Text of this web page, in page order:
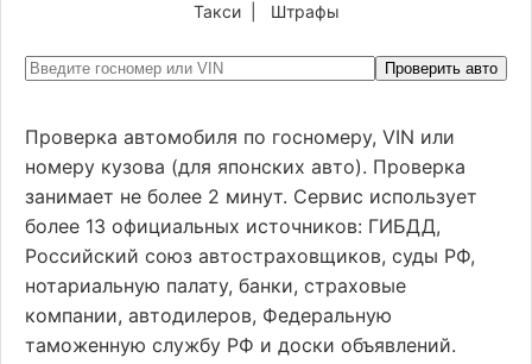
Такси| Штрафы
Проверить авто
Проверка автомобиля по госномеру, VIN или
номеру кузова (для японских авто). Проверка
занимает не более 2 минут. Сервис использует
более 13 официальных источников: ГИБДД,
Российский союз автостраховщиков, суды РФ,
нотариальную палату, банки, страховые
компании, автодилеров, Федеральную
таможенную службу РФ и доски объявлений.